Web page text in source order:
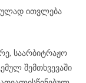
ითვლება
საარბიტრაჟო
შემთხვევაში